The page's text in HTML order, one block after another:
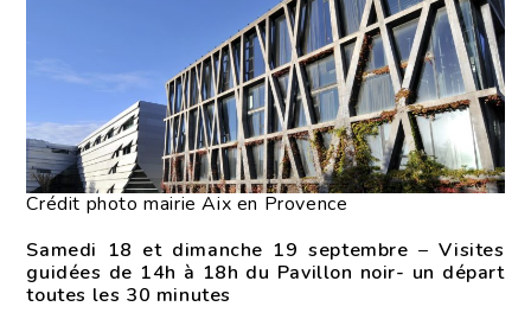
Crédit photo mairie Aix en Provence
Samedi 18 et dimanche 19 septembre –Visites
guidées de 14h à 18h du Pavillon noir- un départ
toutes les 30 minutes